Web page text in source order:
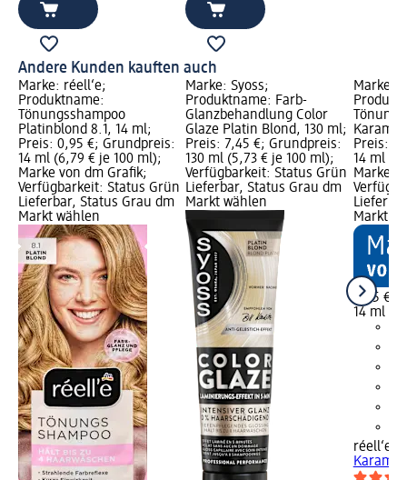
Andere Kunden kauften auch
Marke: réell‘e;
Produktname:
Tönungsshampoo
Platinblond 8.1, 14 ml;
Preis: 0,95 €; Grundpreis:
14 ml (6,79 € je 100 ml);
Marke von dm Grafik;
Verfügbarkeit: Status Grün
Lieferbar, Status Grau dm
Markt wählen
Marke: Syoss;
Produktname: Farb-
Glanzbehandlung Color
Glaze Platin Blond, 130 ml;
Preis: 7,45 €; Grundpreis:
130 ml (5,73 € je 100 ml);
Verfügbarkeit: Status Grün
Lieferbar, Status Grau dm
Markt wählen
Marke:
Preis:
14 ml
Marke
Markt
0,95 €
14 ml
réell‘e